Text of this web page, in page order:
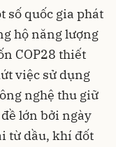
số quốc gia phát
hộ năng lượng
COP28 thiết
việc sử dụng
nghệ thu giữ
lớn bởi ngày
từ dầu, khí đốt